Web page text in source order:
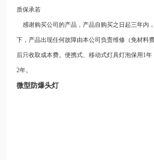
质保承若
感谢购买公司的产品，产品自购买之日起三年内
下，产品出现任何故障由本公司负责维修（免材料
后只收取成本费。便携式、移动式灯具灯泡保用1年
2年。
微型防爆头灯